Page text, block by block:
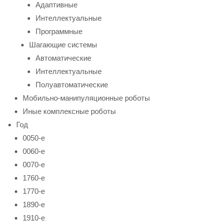
Адаптивные
Интеллектуальные
Программные
Шагающие системы
Автоматические
Интеллектуальные
Полуавтоматические
Мобильно-манипуляционные роботы
Иные комплексные роботы
Год
0050-е
0060-е
0070-е
1760-е
1770-е
1890-е
1910-е